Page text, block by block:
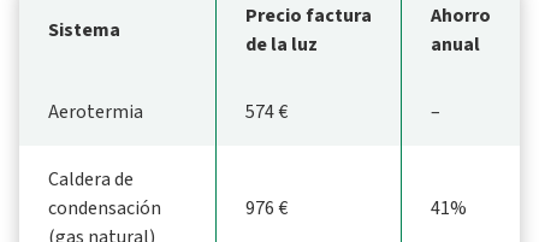
Sistema
Precio factura
de la luz
Ahorro
anual
Aerotermia 574 € –
Caldera de
condensación
976 € 41%